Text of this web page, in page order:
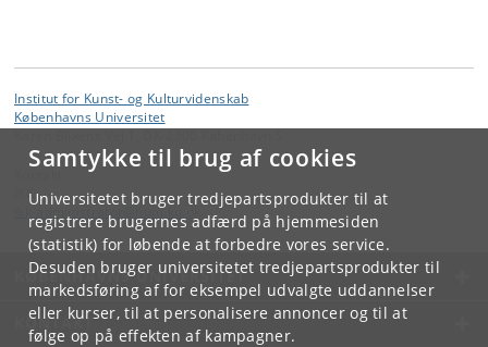
Samtykke til brug af cookies
Universitetet bruger tredjepartsprodukter til at
registrere brugernes adfærd på hjemmesiden
(statistik) for løbende at forbedre vores service.
Desuden bruger universitetet tredjepartsprodukter til
markedsføring af for eksempel udvalgte uddannelser
eller kurser, til at personalisere annoncer og til at
følge op på effekten af kampagner.
Institut for Kunst- og Kulturvidenskab
Københavns Universitet
IKK
hum.
KØBENHAVNS UNIVERSITET
KONTAKT